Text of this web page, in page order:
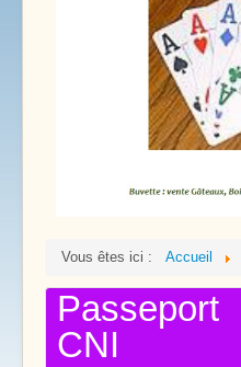
Vous êtes ici : Accueil
Passeport
CNI